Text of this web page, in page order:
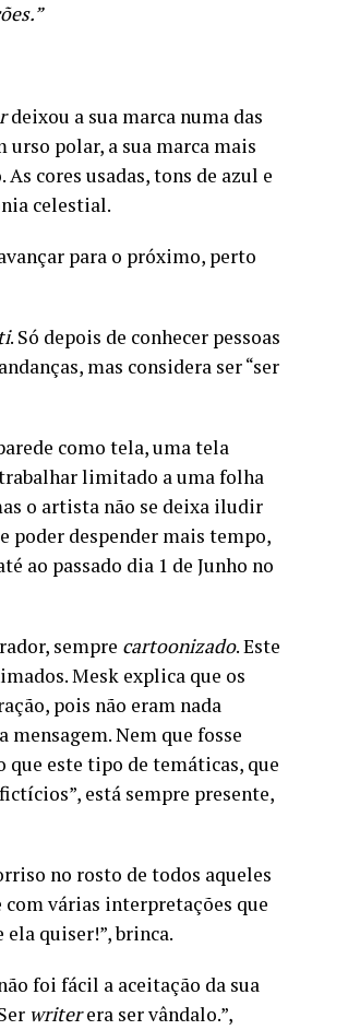
deixou a sua marca numa das
urso polar, a sua marca mais
cores usadas, tons de azul e
celestial.
para o próximo, perto
. Só depois de conhecer pessoas
mas considera ser “ser
como tela, uma tela
limitado a uma folha
o artista não se deixa iludir
poder despender mais tempo,
ao passado dia 1 de Junho no
sempre cartoonizado. Este
Mesk explica que os
pois não eram nada
mensagem. Nem que fosse
que este tipo de temáticas, que
está sempre presente,
no rosto de todos aqueles
com várias interpretações que
ela quiser!”, brinca.
foi fácil a aceitação da sua
writerera ser vândalo.”,